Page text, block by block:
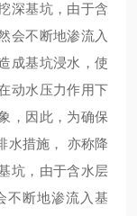
深基坑，由于含
会不断地渗流入
成基坑浸水，使
动水压力作用下
，因此，为确保
水措施， 亦称降
坑，由于含水层
不断地渗流入基